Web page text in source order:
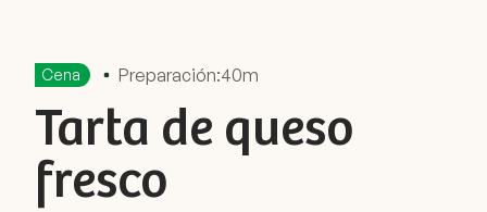
Cena Preparación:40m
Tarta de queso
fresco